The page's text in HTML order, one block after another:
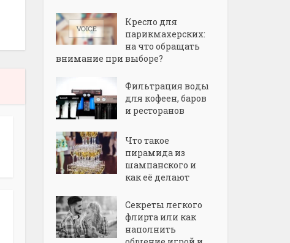
Кресло для
парикмахерских:
на что обращать
внимание при выборе?
Фильтрация воды
для кофеен, баров
и ресторанов
Что такое
пирамида из
шампанского и
как её делают
Секреты легкого
флирта или как
наполнить